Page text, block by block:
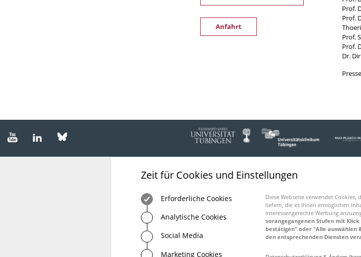
Zeit für Cookies und Einstellungen
Erforderliche Cookies
Analytische Cookies
Social Media
Marketing Cookies
Diese Webseite verwendet
liefern, die es Ihnen ermöglichen
interessengerechte Werbung
vorangegangenen Stufen mit
bestätigen" oder "Alle auswählen
den entsprechenden Diensten
Anfahrt
Prof.
Prof.
Prof.
Prof.
Dr.
Besuchen
uns
Besuchen
uns
Besuchen
uns